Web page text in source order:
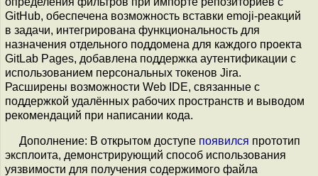
GitHub, обеспечена возможность вставки emoji-реакций
в задачи, интегрирована функциональность для
назначения отдельного поддомена для каждого проекта
GitLab Pages, добавлена поддержка аутентификации с
использованием персональных токенов Jira.
Расширены возможности Web IDE, связанные с
поддержкой удалённых рабочих пространств и выводом
рекомендаций при написании кода.
Дополнение: В открытом доступе появился прототип
эксплоита, демонстрирующий способ использования
уязвимости для получения содержимого файла